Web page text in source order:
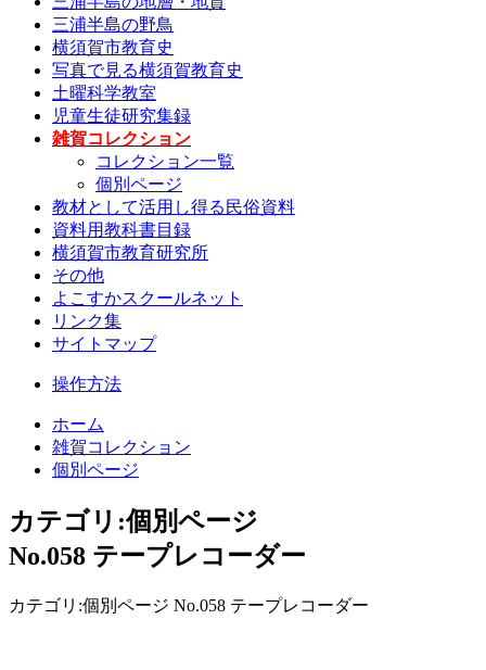
三浦半島の野鳥
横須賀市教育史
写真で見る横須賀教育史
土曜科学教室
児童生徒研究集録
雑賀コレクション
コレクション一覧
個別ページ
教材として活用し得る民俗資料
資料用教科書目録
横須賀市教育研究所
その他
よこすかスクールネット
リンク集
サイトマップ
操作方法
ホーム
雑賀コレクション
個別ページ
カテゴリ:個別ページ
No.058 テープレコーダー
カテゴリ:個別ページ No.058 テープレコーダー